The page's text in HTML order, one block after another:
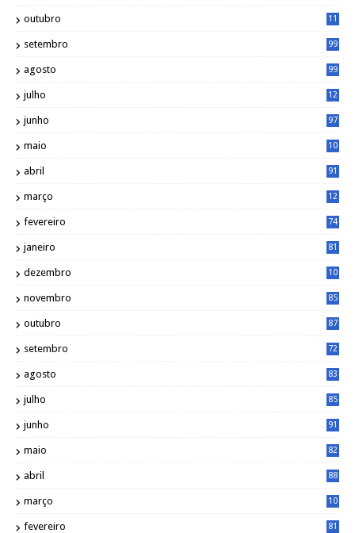
outubro
11
setembro 99
agosto 99
julho
12
junho 97
maio
10
abril 91
março
12
fevereiro 74
janeiro 81
dezembro
10
novembro 85
outubro 87
setembro 72
agosto 83
julho 85
junho 91
maio 82
abril 88
março
10
fevereiro 81